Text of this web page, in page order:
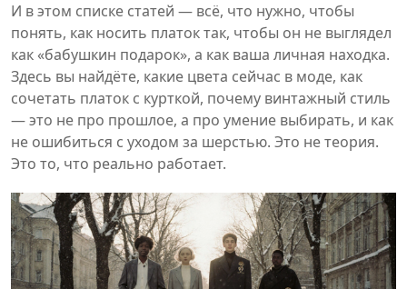
И в этом списке статей — всё, что нужно, чтобы
понять, как носить платок так, чтобы он не выглядел
как «бабушкин подарок», а как ваша личная находка.
Здесь вы найдёте, какие цвета сейчас в моде, как
сочетать платок с курткой, почему винтажный стиль
— это не про прошлое, а про умение выбирать, и как
не ошибиться с уходом за шерстью. Это не теория.
Это то, что реально работает.